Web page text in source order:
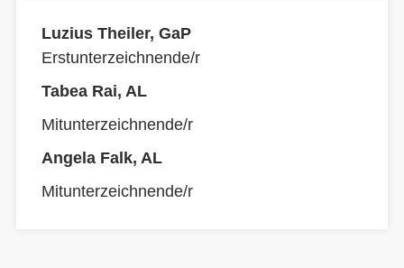
Luzius Theiler, GaP
Erstunterzeichnende/r
Tabea Rai, AL
Mitunterzeichnende/r
Angela Falk, AL
Mitunterzeichnende/r